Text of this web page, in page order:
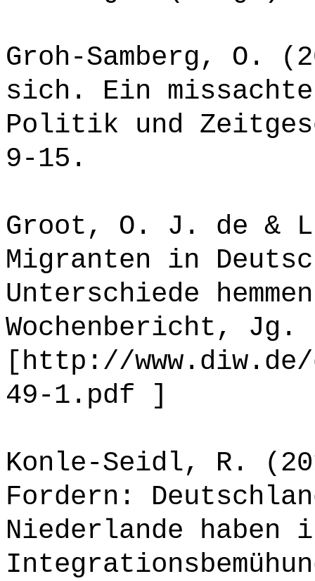
Groh-Samberg, O.
sich. Ein
Politik und
9-15.
Groot, O. J. de &
Migranten in
Unterschiede
Wochenbericht,
[http://www.diw.de/
49-1.pdf ]
Konle-Seidl, R.
Fordern:
Niederlande haben